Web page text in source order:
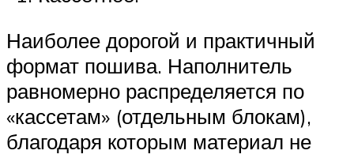
Наиболее дорогой и практичный
формат пошива. Наполнитель
равномерно распределяется по
«кассетам» (отдельным блокам),
благодаря которым материал не